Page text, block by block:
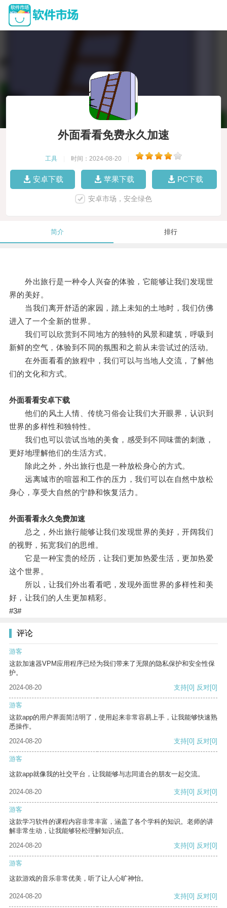
外面看看免费永久加速
工具 时间：2024-08-20
安卓下载 苹果下载 PC下载
安卓市场，安全绿色
简介 排行
外出旅行是一种令人兴奋的体验，它能够让我们发现世
界的美好。
当我们离开舒适的家园，踏上未知的土地时，我们仿佛
进入了一个全新的世界。
我们可以欣赏到不同地方的独特的风景和建筑，呼吸到
新鲜的空气，体验到不同的氛围和之前从未尝试过的活动。
在外面看看的旅程中，我们可以与当地人交流，了解他
们的文化和方式。
外面看看安卓下载
他们的风土人情、传统习俗会让我们大开眼界，认识到
世界的多样性和独特性。
我们也可以尝试当地的美食，感受到不同味蕾的刺激，
更好地理解他们的生活方式。
除此之外，外出旅行也是一种放松身心的方式。
远离城市的喧嚣和工作的压力，我们可以在自然中放松
身心，享受大自然的宁静和恢复活力。
外面看看永久免费加速
总之，外出旅行能够让我们发现世界的美好，开阔我们
的视野，拓宽我们的思维。
它是一种宝贵的经历，让我们更加热爱生活，更加热爱
这个世界。
所以，让我们外出看看吧，发现外面世界的多样性和美
好，让我们的人生更加精彩。
#3#
评论
游客
这款加速器VPM应用程序已经为我们带来了无限的隐私保护和安全性保
护。
2024-08-20
支持[0] 反对[0]
游客
这款app的用户界面简洁明了，使用起来非常容易上手，让我能够快速熟
悉操作。
2024-08-20
支持[0] 反对[0]
游客
这款app就像我的社交平台，让我能够与志同道合的朋友一起交流。
2024-08-20 支持[0] 反对[0]
游客
这款学习软件的课程内容非常丰富，涵盖了各个学科的知识。老师的讲
解非常生动，让我能够轻松理解知识点。
2024-08-20
支持[0] 反对[0]
游客
这款游戏的音乐非常优美，听了让人心旷神怡。
2024-08-20 支持[0] 反对[0]